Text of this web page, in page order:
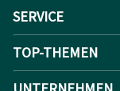
SERVICE
TOP-THEMEN